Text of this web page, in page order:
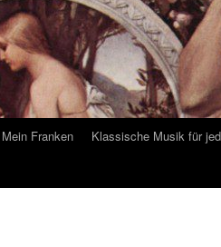
Mein Franken Klassische Musik für